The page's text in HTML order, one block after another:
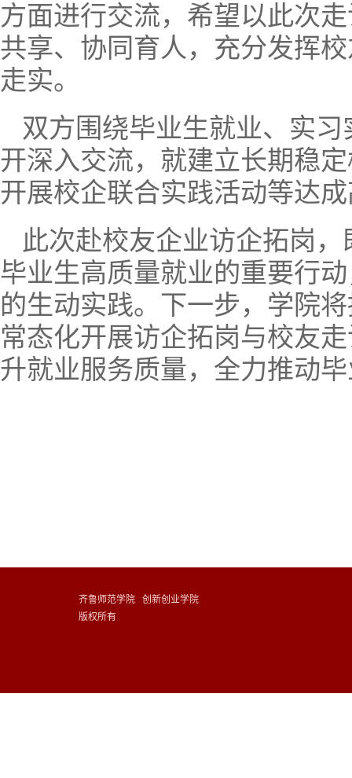
方面进行交流，希望以此次
共享、协同育人，充分发挥
走实。
双方围绕毕业生就业、实
开深入交流，就建立长期稳
开展校企联合实践活动等达
此次赴校友企业访企拓岗
毕业生高质量就业的重要行
的生动实践。下一步，学院
常态化开展访企拓岗与校友
升就业服务质量，全力推动
齐鲁师范学院 创新创业学院
版权所有